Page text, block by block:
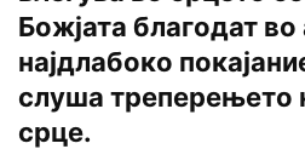
Божјата благодат
најдлабоко
слуша треперењето
срце.